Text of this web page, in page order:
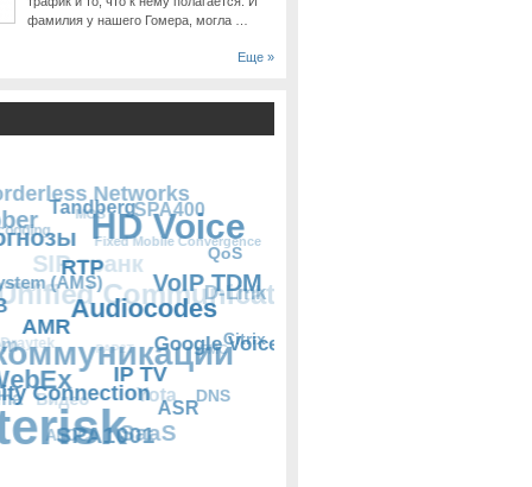
фамилия у нашего Гомера, могла …
Еще »